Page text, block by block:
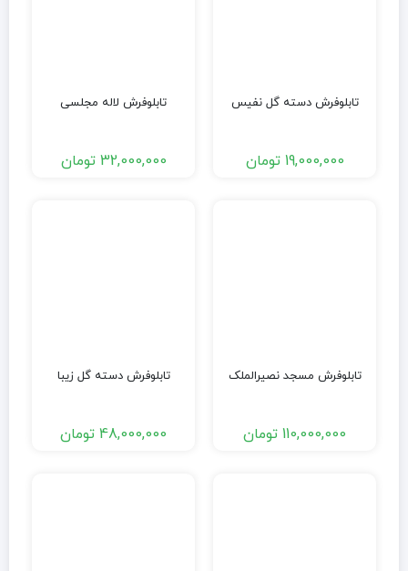
تابلوفرش دسته گل نفیس
19,000,000 تومان
تابلوفرش لاله مجلسی
32,000,000 تومان
تابلوفرش مسجد نصیرالملک
110,000,000 تومان
تابلوفرش دسته گل زیبا
48,000,000 تومان